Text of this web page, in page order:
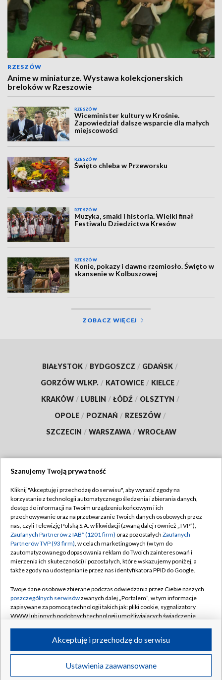
RZESZÓW
Anime w miniaturze. Wystawa kolekcjonerskich
breloków w Rzeszowie
RZESZÓW
Wiceminister kultury w Krośnie.
Zapowiedział dalsze wsparcie dla małych
miejscowości
RZESZÓW
Święto chleba w Przeworsku
RZESZÓW
Muzyka, smaki i historia. Wielki finał
Festiwalu Dziedzictwa Kresów
RZESZÓW
Konie, pokazy i dawne rzemiosło. Święto w
skansenie w Kolbuszowej
ZOBACZ WIĘCEJ
BIAŁYSTOK / BYDGOSZCZ / GDAŃSK /
GORZÓW WLKP. / KATOWICE / KIELCE /
KRAKÓW / LUBLIN / ŁÓDŹ / OLSZTYN /
OPOLE / POZNAŃ / RZESZÓW /
SZCZECIN / WARSZAWA / WROCŁAW
TVP
Abonament TVP
Emisja w TVP
Centrum informacji TVP
Naziemna Telewizja Cyfrowa
Rada Programowa
System NOS
Informacje o nadawcy
Program dla prasy
Ogłoszenie przetargowe
Regulamin TVP
Polityka prywatności
Moje zgody
Pomoc
Kontakt
Kanały
©2026 Telewizja Polska S.A. w likwidacji
Szanujemy Twoją prywatność
Kliknij "Akceptuję i przechodzę do serwisu", aby wyrazić zgody na
korzystanie z technologii automatycznego śledzenia i zbierania danych,
dostęp do informacji na Twoim urządzeniu końcowym i ich
przechowywanie oraz na przetwarzanie Twoich danych osobowych przez
nas, czyli Telewizję Polską S.A. w likwidacji (zwaną dalej również „TVP”),
Zaufanych Partnerów z IAB* (1201 firm) oraz pozostałych Zaufanych
Partnerów TVP (93 firm), w celach marketingowych (w tym do
zautomatyzowanego dopasowania reklam do Twoich zainteresowań i
mierzenia ich skuteczności) i pozostałych, które wskazujemy poniżej, a
także zgody na udostępnianie przez nas identyfikatora PPID do Google.
Twoje dane osobowe zbierane podczas odwiedzania przez Ciebie naszych
poszczególnych serwisówzwanych dalej „Portalem”, w tym informacje
zapisywane za pomocą technologii takich jak: pliki cookie, sygnalizatory
WWW lub innych podobnych technologii umożliwiających świadczenie
ruchu w Internecie.
Twoje dane osobowe zbierane podczas odwiedzania przez Ciebie
poszczególnych serwisówna Portalu, takie jak adresy IP, identyfikatory
Ustawienia zaawansowane
Akceptuję i przechodzę do serwisu